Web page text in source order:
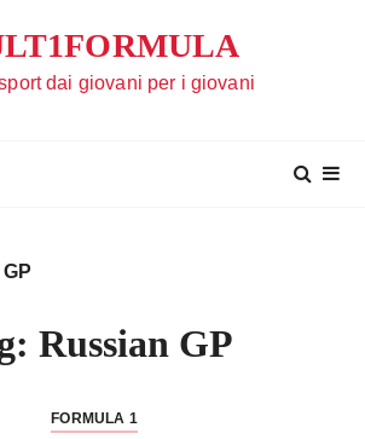
dai giovani per i giovani
Russian GP
FORMULA 1